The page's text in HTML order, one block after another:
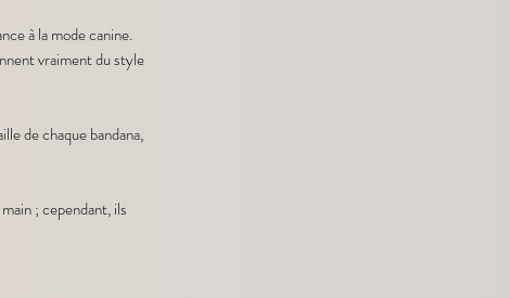
à la mode canine.
vraiment du style
de chaque bandana,
; cependant, ils